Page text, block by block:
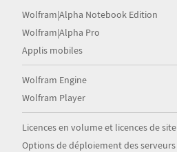
Wolfram|Alpha Notebook Edition
Wolfram|Alpha Pro
Applis mobiles
Wolfram Engine
Wolfram Player
Licences en volume et licences de site
Options de déploiement des serveurs